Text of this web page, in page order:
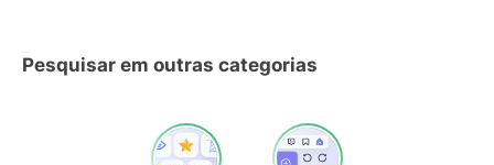
Pesquisar em outras categorias